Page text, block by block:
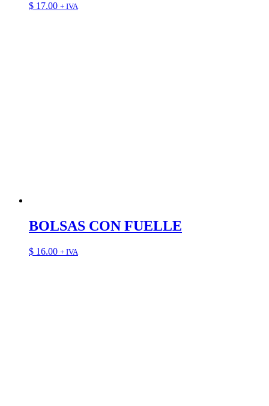
$ 17.00 + IVA
BOLSAS CON FUELLE
$ 16.00 + IVA